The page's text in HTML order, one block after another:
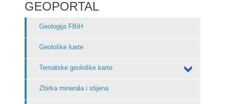
GEOPORTAL
Geologija FBiH
Geološke karte
Tematske geološke karte
Zbirka minerala i stijena